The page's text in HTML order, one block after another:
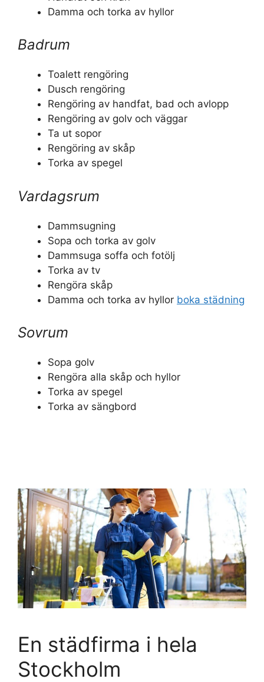
Damma och torka av hyllor
Badrum
Toalett rengöring
Dusch rengöring
Rengöring av handfat, bad och avlopp
Rengöring av golv och väggar
Ta ut sopor
Rengöring av skåp
Torka av spegel
Vardagsrum
Dammsugning
Sopa och torka av golv
Dammsuga soffa och fotölj
Torka av tv
Rengöra skåp
Damma och torka av hyllor boka städning
Sovrum
Sopa golv
Rengöra alla skåp och hyllor
Torka av spegel
Torka av sängbord
En städfirma i hela
Stockholm